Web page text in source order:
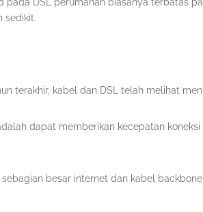
sedikit.
terakhir, kabel dan DSL telah melihat
dapat memberikan kecepatan
sebagian besar internet dan kabel